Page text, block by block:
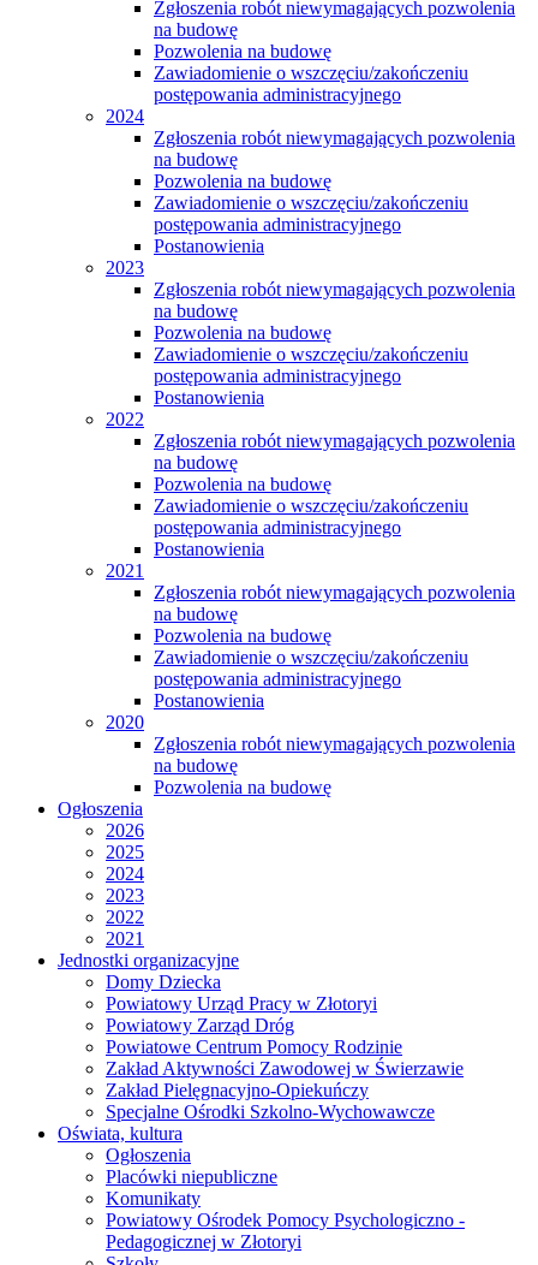
Zgłoszenia robót niewymagających pozwolenia
na budowę
Pozwolenia na budowę
Zawiadomienie o wszczęciu/zakończeniu
postępowania administracyjnego
2024
Zgłoszenia robót niewymagających pozwolenia
na budowę
Pozwolenia na budowę
Zawiadomienie o wszczęciu/zakończeniu
postępowania administracyjnego
Postanowienia
2023
Zgłoszenia robót niewymagających pozwolenia
na budowę
Pozwolenia na budowę
Zawiadomienie o wszczęciu/zakończeniu
postępowania administracyjnego
Postanowienia
2022
Zgłoszenia robót niewymagających pozwolenia
na budowę
Pozwolenia na budowę
Zawiadomienie o wszczęciu/zakończeniu
postępowania administracyjnego
Postanowienia
2021
Zgłoszenia robót niewymagających pozwolenia
na budowę
Pozwolenia na budowę
Zawiadomienie o wszczęciu/zakończeniu
postępowania administracyjnego
Postanowienia
2020
Zgłoszenia robót niewymagających pozwolenia
na budowę
Pozwolenia na budowę
Ogłoszenia
2026
2025
2024
2023
2022
2021
Jednostki organizacyjne
Domy Dziecka
Powiatowy Urząd Pracy w Złotoryi
Powiatowy Zarząd Dróg
Powiatowe Centrum Pomocy Rodzinie
Zakład Aktywności Zawodowej w Świerzawie
Zakład Pielęgnacyjno-Opiekuńczy
Specjalne Ośrodki Szkolno-Wychowawcze
Oświata, kultura
Ogłoszenia
Placówki niepubliczne
Komunikaty
Powiatowy Ośrodek Pomocy Psychologiczno -
Pedagogicznej w Złotoryi